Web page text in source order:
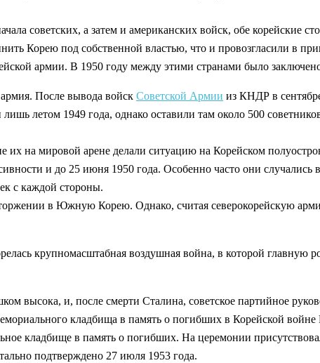
советских, а затем и американских войск, обе
Корею под собственной властью, что и провозгласили в
армии. В 1950 году между этими странами было
После вывода войск Советской Армии из КНДР в
летом 1949 года, однако оставили там около 500
на мировой арене делали ситуацию на Корейском
и до 25 июня 1950 года. Особенно часто они
с каждой стороны.
в Южную Корею. Однако, считая северокорейскую
крупномасштабная воздушная война, в которой
высока, и, после смерти Сталина, советское партийное
кладбища в память о погибших в Корейской войне
кладбище в память о погибших. На церемонии
подтверждено 27 июля 1953 года.